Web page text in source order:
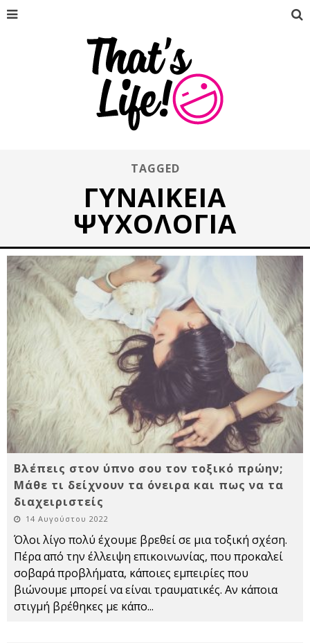
TAGGED
ΓΥΝΑΙΚΕΊΑ
ΨΥΧΟΛΟΓΊΑ
Βλέπεις στον ύπνο σου τον τοξικό πρώην;
Μάθε τι δείχνουν τα όνειρα και πως να τα
διαχειριστείς
14 Αυγούστου 2022
Όλοι λίγο πολύ έχουμε βρεθεί σε μια τοξική σχέση.
Πέρα από την έλλειψη επικοινωνίας, που προκαλεί
σοβαρά προβλήματα, κάποιες εμπειρίες που
βιώνουμε μπορεί να είναι τραυματικές. Αν κάποια
στιγμή βρέθηκες με κάπο...